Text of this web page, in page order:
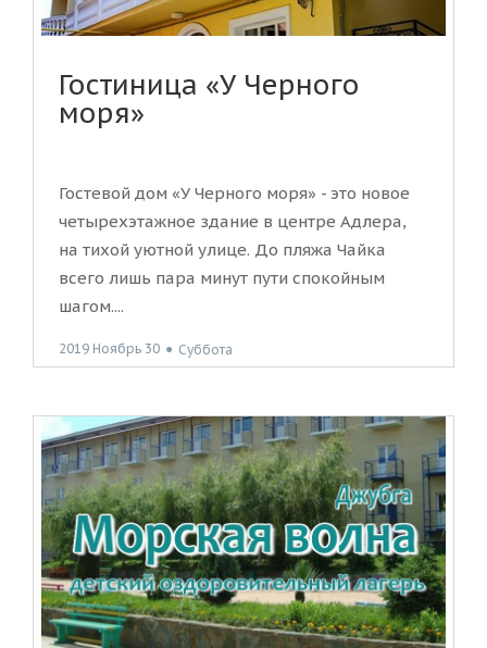
Гостиница «У Черного
моря»
Гостевой дом «У Черного моря» - это новое
четырехэтажное здание в центре Адлера,
на тихой уютной улице. До пляжа Чайка
всего лишь пара минут пути спокойным
шагом....
2019 Ноябрь 30 ● Суббота